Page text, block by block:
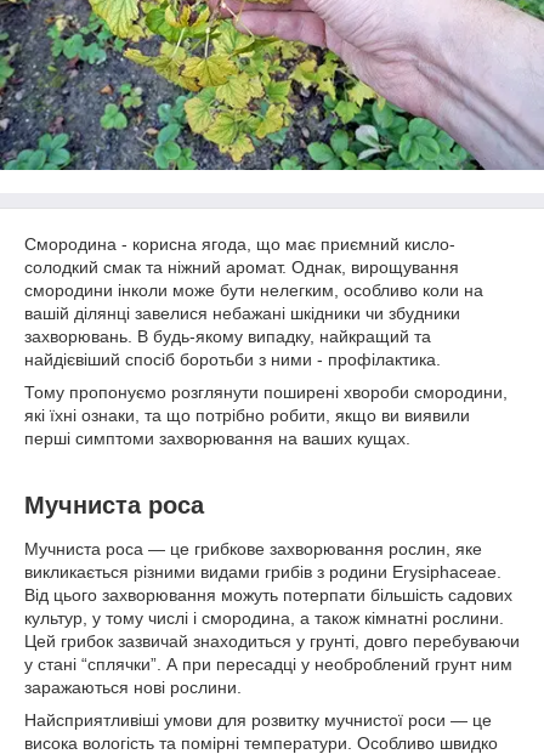
Смородина - корисна ягода, що має приємний кисло-
солодкий смак та ніжний аромат. Однак, вирощування
смородини інколи може бути нелегким, особливо коли на
вашій ділянці завелися небажані шкідники чи збудники
захворювань. В будь-якому випадку, найкращий та
найдієвіший спосіб боротьби з ними - профілактика.
Тому пропонуємо розглянути поширені хвороби смородини,
які їхні ознаки, та що потрібно робити, якщо ви виявили
перші симптоми захворювання на ваших кущах.
Мучниста роса
Мучниста роса — це грибкове захворювання рослин, яке
викликається різними видами грибів з родини Erysiphaceae.
Від цього захворювання можуть потерпати більшість садових
культур, у тому числі і смородина, а також кімнатні рослини.
Цей грибок зазвичай знаходиться у грунті, довго перебуваючи
у стані “сплячки”. А при пересадці у необроблений грунт ним
заражаються нові рослини.
Найсприятливіші умови для розвитку мучнистої роси — це
висока вологість та помірні температури. Особливо швидко